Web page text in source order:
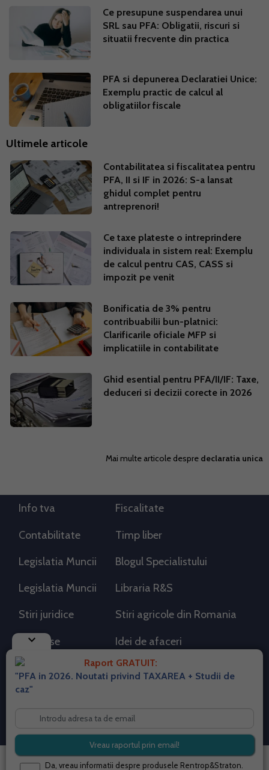
Ce presupune suspendarea unui
SRL sau PFA: Obligatii, riscuri si
situatii frecvente din practica
PFA si depunerea Declaratiei Unice:
Exemplu practic de calcul al
obligatiilor fiscale
Ultimele articole
Contabilitatea si fiscalitatea pentru
PFA, II si IF in 2026: S-a lansat
ghidul complet pentru
antreprenori!
Ce taxe plateste o intreprindere
individuala in sistem real: Exemplu
de calcul pentru CAS, CASS si
impozit pe venit
Bonificatia de 3% pentru
contribuabilii bun-platnici:
Clarificarile oficiale MFP si
implicatiile in contabilitate
Ghid esential pentru PFA/II/IF: Taxe,
deduceri si decizii corecte in 2026
Mai multe articole despre declaratia unica
keyboard_arrow_down
Raport GRATUIT:
"PFA in 2026. Noutati privind TAXAREA + Studii de
caz"
Da, vreau informatii despre produsele Rentrop&Straton.
Info tva Fiscalitate
Contabilitate Timp liber
Legislatia Muncii Blogul Specialistului
Legislatia Muncii Libraria R&S
Stiri juridice Stiri agricole din Romania
AdSense Idei de afaceri
RSS Flux RSS 2.0
Despre cookies
Termeni si conditii
Contact
© 2026 portalpfa.ro. Toate drepturile rezervate.